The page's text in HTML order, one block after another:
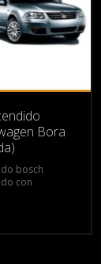
Bora
bosch
con